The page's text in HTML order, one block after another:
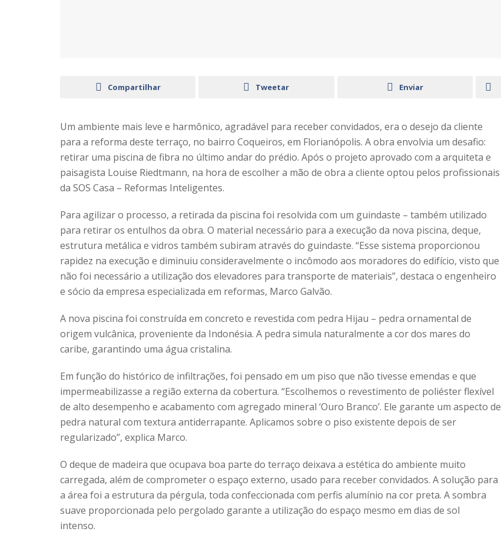
Compartilhar Tweetar Enviar
Um ambiente mais leve e harmônico, agradável para receber convidados, era o desejo da cliente
para a reforma deste terraço, no bairro Coqueiros, em Florianópolis. A obra envolvia um desafio:
retirar uma piscina de fibra no último andar do prédio. Após o projeto aprovado com a arquiteta e
paisagista Louise Riedtmann, na hora de escolher a mão de obra a cliente optou pelos profissionais
da SOS Casa – Reformas Inteligentes.
Para agilizar o processo, a retirada da piscina foi resolvida com um guindaste – também utilizado
para retirar os entulhos da obra. O material necessário para a execução da nova piscina, deque,
estrutura metálica e vidros também subiram através do guindaste. “Esse sistema proporcionou
rapidez na execução e diminuiu consideravelmente o incômodo aos moradores do edifício, visto que
não foi necessário a utilização dos elevadores para transporte de materiais”, destaca o engenheiro
e sócio da empresa especializada em reformas, Marco Galvão.
A nova piscina foi construída em concreto e revestida com pedra Hijau – pedra ornamental de
origem vulcânica, proveniente da Indonésia. A pedra simula naturalmente a cor dos mares do
caribe, garantindo uma água cristalina.
Em função do histórico de infiltrações, foi pensado em um piso que não tivesse emendas e que
impermeabilizasse a região externa da cobertura. “Escolhemos o revestimento de poliéster flexível
de alto desempenho e acabamento com agregado mineral ‘Ouro Branco’. Ele garante um aspecto de
pedra natural com textura antiderrapante. Aplicamos sobre o piso existente depois de ser
regularizado”, explica Marco.
O deque de madeira que ocupava boa parte do terraço deixava a estética do ambiente muito
carregada, além de comprometer o espaço externo, usado para receber convidados. A solução para
a área foi a estrutura da pérgula, toda confeccionada com perfis alumínio na cor preta. A sombra
suave proporcionada pelo pergolado garante a utilização do espaço mesmo em dias de sol
intenso.